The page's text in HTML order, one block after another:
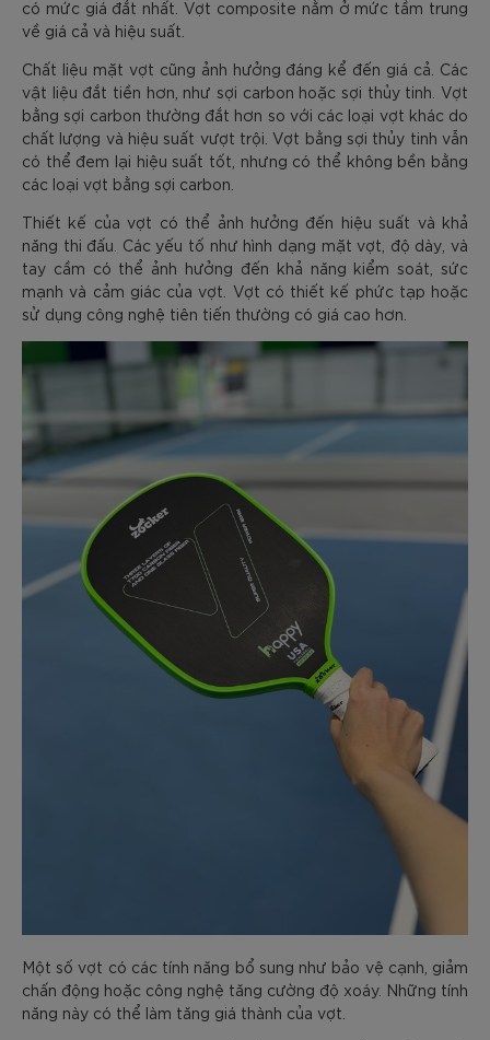
có mức giá đắt nhất. Vợt composite nằm ở mức tầm trung
về giá cả và hiệu suất.
Chất liệu mặt vợt cũng ảnh hưởng đáng kể đến giá cả. Các
vật liệu đắt tiền hơn, như sợi carbon hoặc sợi thủy tinh. Vợt
bằng sợi carbon thường đắt hơn so với các loại vợt khác do
chất lượng và hiệu suất vượt trội. Vợt bằng sợi thủy tinh vẫn
có thể đem lại hiệu suất tốt, nhưng có thể không bền bằng
các loại vợt bằng sợi carbon.
Thiết kế của vợt có thể ảnh hưởng đến hiệu suất và khả
năng thi đấu. Các yếu tố như hình dạng mặt vợt, độ dày, và
tay cầm có thể ảnh hưởng đến khả năng kiểm soát, sức
mạnh và cảm giác của vợt. Vợt có thiết kế phức tạp hoặc
sử dụng công nghệ tiên tiến thường có giá cao hơn.
Một số vợt có các tính năng bổ sung như bảo vệ cạnh, giảm
chấn động hoặc công nghệ tăng cường độ xoáy. Những tính
năng này có thể làm tăng giá thành của vợt.